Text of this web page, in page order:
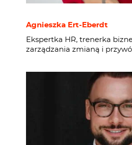
Agnieszka Ert-Eberdt
Ekspertka HR, trenerka
zarządzania zmianą i